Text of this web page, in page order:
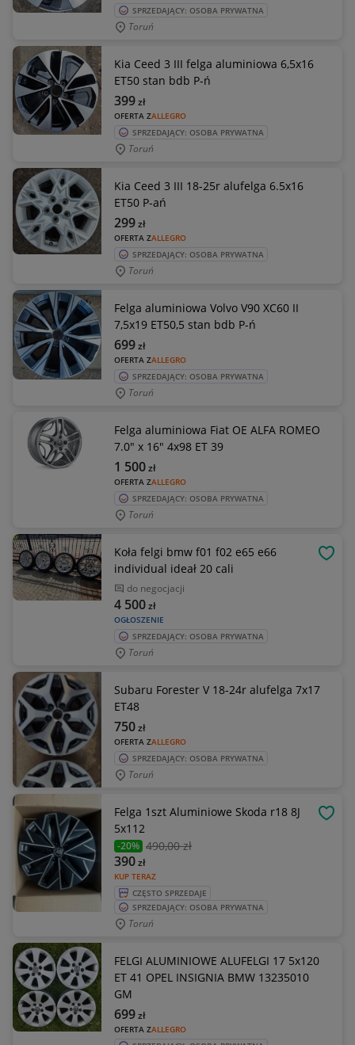
SPRZEDAJĄCY: OSOBA PRYWATNA
Toruń
Kia Ceed 3 III felga aluminiowa 6,5x16
ET50 stan bdb P-ń
OFERTA ZALLEGRO
399zł
SPRZEDAJĄCY: OSOBA PRYWATNA
Toruń
Kia Ceed 3 III 18-25r alufelga 6.5x16
ET50 P-ań
OFERTA ZALLEGRO
299zł
SPRZEDAJĄCY: OSOBA PRYWATNA
Toruń
Felga aluminiowa Volvo V90 XC60 II
7,5x19 ET50,5 stan bdb P-ń
OFERTA ZALLEGRO
699zł
SPRZEDAJĄCY: OSOBA PRYWATNA
Toruń
Felga aluminiowa Fiat OE ALFA ROMEO
7.0" x 16" 4x98 ET 39
OFERTA ZALLEGRO
1 500zł
SPRZEDAJĄCY: OSOBA PRYWATNA
Toruń
Koła felgi bmw f01 f02 e65 e66
individual ideał 20 cali
do negocjacji
OGŁOSZENIE
4 500zł
SPRZEDAJĄCY: OSOBA PRYWATNA
Toruń
Subaru Forester V 18-24r alufelga 7x17
ET48
OFERTA ZALLEGRO
750zł
SPRZEDAJĄCY: OSOBA PRYWATNA
Toruń
Felga 1szt Aluminiowe Skoda r18 8J
5x112
-20% 490,00 zł
KUP TERAZ
390zł
CZĘSTO SPRZEDAJE
SPRZEDAJĄCY: OSOBA PRYWATNA
Toruń
FELGI ALUMINIOWE ALUFELGI 17 5x120
ET 41 OPEL INSIGNIA BMW 13235010
GM
OFERTA ZALLEGRO
699zł